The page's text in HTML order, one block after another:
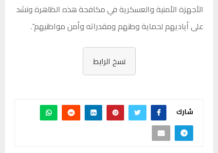
الأجهزة الأمنية والعسكرية في مكافحة هذه الظاهرة ونشد
على أياديهم لحماية وطنهم ومقدراته وأمن مواطنيهم”.
نسخ الرابط
شارك